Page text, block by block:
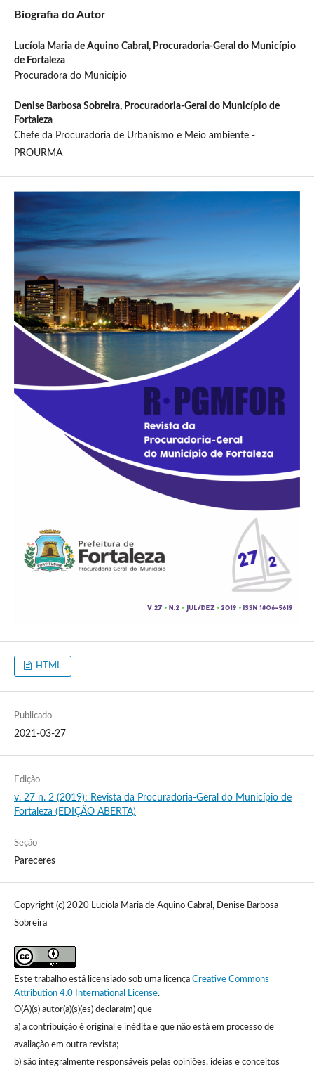
Biografia do Autor
Lucíola Maria de Aquino Cabral, Procuradoria-Geral do Município
de Fortaleza
Procuradora do Município
Denise Barbosa Sobreira, Procuradoria-Geral do Município de
Fortaleza
Chefe da Procuradoria de Urbanismo e Meio ambiente -
PROURMA
HTML
Publicado
2021-03-27
Edição
v. 27 n. 2 (2019): Revista da Procuradoria-Geral do Município de
Fortaleza (EDIÇÃO ABERTA)
Seção
Pareceres
Copyright (c) 2020 Lucíola Maria de Aquino Cabral, Denise Barbosa
Sobreira
Este trabalho está licensiado sob uma licença Creative Commons
Attribution 4.0 International License.
O(A)(s) autor(a)(s)(es) declara(m) que
a) a contribuição é original e inédita e que não está em processo de
avaliação em outra revista;
b) são integralmente responsáveis pelas opiniões, ideias e conceitos